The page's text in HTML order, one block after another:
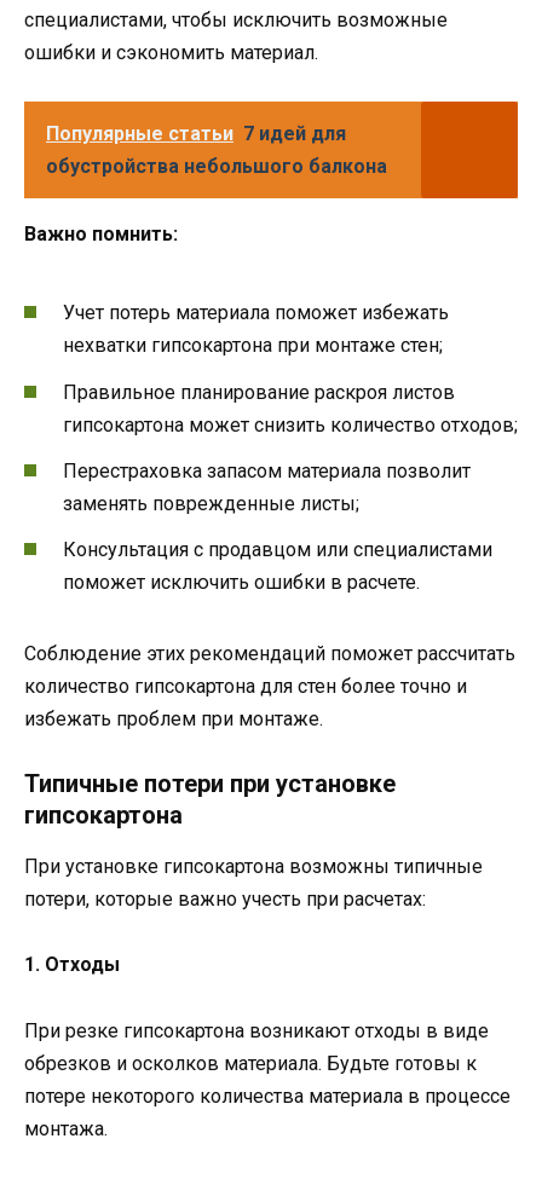
специалистами, чтобы исключить возможные
ошибки и сэкономить материал.
Популярные статьи 7 идей для
обустройства небольшого балкона
Важно помнить:
Учет потерь материала поможет избежать
нехватки гипсокартона при монтаже стен;
Правильное планирование раскроя листов
гипсокартона может снизить количество отходов;
Перестраховка запасом материала позволит
заменять поврежденные листы;
Консультация с продавцом или специалистами
поможет исключить ошибки в расчете.
Соблюдение этих рекомендаций поможет рассчитать
количество гипсокартона для стен более точно и
избежать проблем при монтаже.
Типичные потери при установке
гипсокартона
При установке гипсокартона возможны типичные
потери, которые важно учесть при расчетах:
1. Отходы
При резке гипсокартона возникают отходы в виде
обрезков и осколков материала. Будьте готовы к
потере некоторого количества материала в процессе
монтажа.